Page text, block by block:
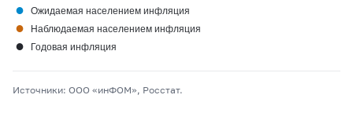
● Ожидаемая населением инфляция
● Наблюдаемая населением инфляция
● Годовая инфляция
Источники: ООО «инФОМ», Росстат.